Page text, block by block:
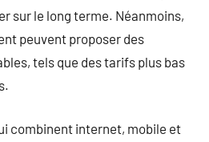
sur le long terme. Néanmoins,
peuvent proposer des
tels que des tarifs plus bas
combinent internet, mobile et